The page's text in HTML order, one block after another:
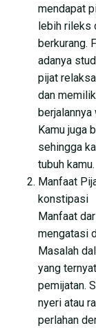
mendapat
lebih rileks
berkurang.
adanya
pijat
dan
Kamu juga
sehingga
tubuh kamu.
Manfaat
konstipasi
Manfaat
mengatasi
Masalah
yang
pemijatan.
nyeri atau
perlahan